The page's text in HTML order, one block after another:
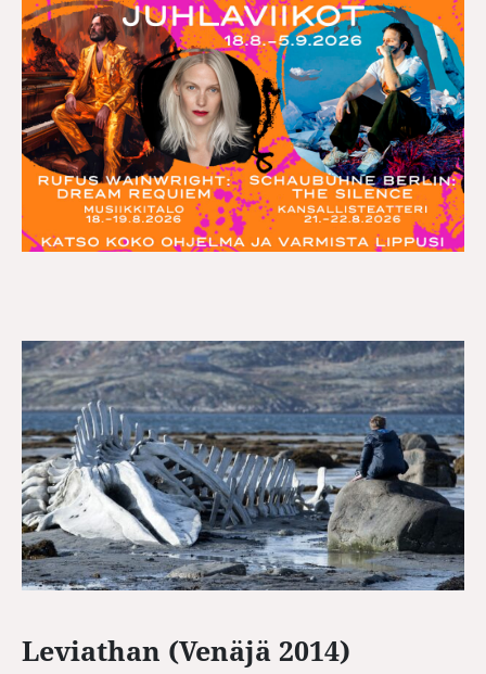
Leviathan (Venäjä 2014)